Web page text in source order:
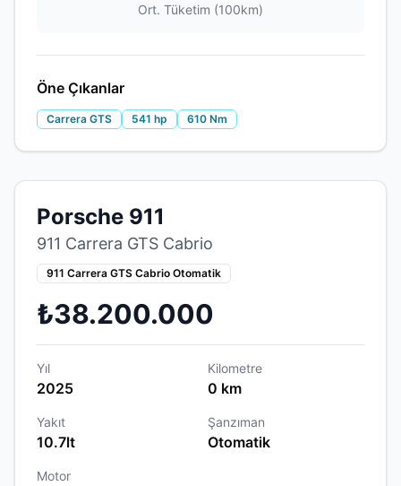
Ort. Tüketim (100km)
Öne Çıkanlar
Carrera GTS 541 hp 610 Nm
Porsche 911
911 Carrera GTS Cabrio
911 Carrera GTS Cabrio Otomatik
₺38.200.000
Yıl
2025
Kilometre
0 km
Yakıt
10.7lt
Şanzıman
Otomatik
Motor